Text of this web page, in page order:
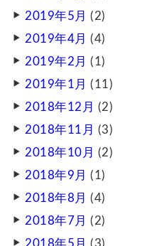
2019年5月 (2)
2019年4月 (4)
2019年2月 (1)
2019年1月 (11)
2018年12月 (2)
2018年11月 (3)
2018年10月 (2)
2018年9月 (1)
2018年8月 (4)
2018年7月 (2)
2018年5月 (3)